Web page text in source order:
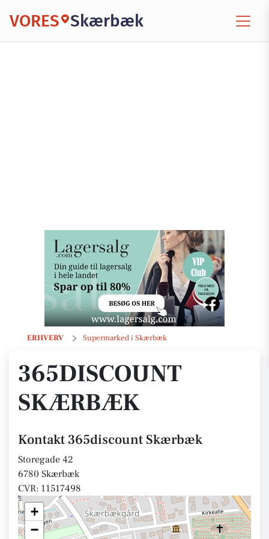
VORES Skærbæk
ERHVERV Supermarked i Skærbæk
365discount Skærbæk
365DISCOUNT
SKÆRBÆK
Kontakt 365discount Skærbæk
Storegade 42
6780 Skærbæk
CVR: 11517498
+
−